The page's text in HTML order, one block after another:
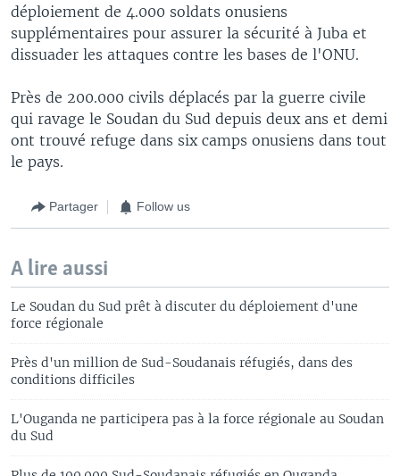
déploiement de 4.000 soldats onusiens
supplémentaires pour assurer la sécurité à Juba et
dissuader les attaques contre les bases de l'ONU.
Près de 200.000 civils déplacés par la guerre civile
qui ravage le Soudan du Sud depuis deux ans et demi
ont trouvé refuge dans six camps onusiens dans tout
le pays.
Partager Follow us
A lire aussi
Le Soudan du Sud prêt à discuter du déploiement d'une
force régionale
Près d'un million de Sud-Soudanais réfugiés, dans des
conditions difficiles
L'Ouganda ne participera pas à la force régionale au Soudan
du Sud